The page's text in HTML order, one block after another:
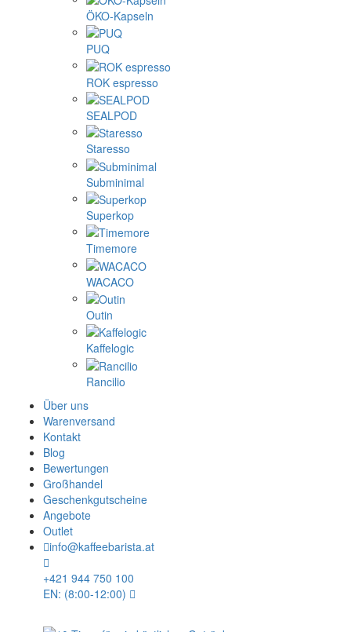
ÖKO-Kapseln
PUQ
ROK espresso
SEALPOD
Staresso
Subminimal
Superkop
Timemore
WACACO
Outin
Kaffelogic
Rancilio
Über uns
Warenversand
Kontakt
Blog
Bewertungen
Großhandel
Geschenkgutscheine
Angebote
Outlet
info@kaffeebarista.at
+421 944 750 100
EN: (8:00-12:00)